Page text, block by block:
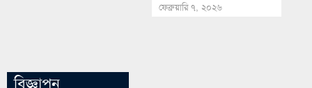
ফেব্রুয়ারি ৭, ২০২৬
বিজ্ঞাপন